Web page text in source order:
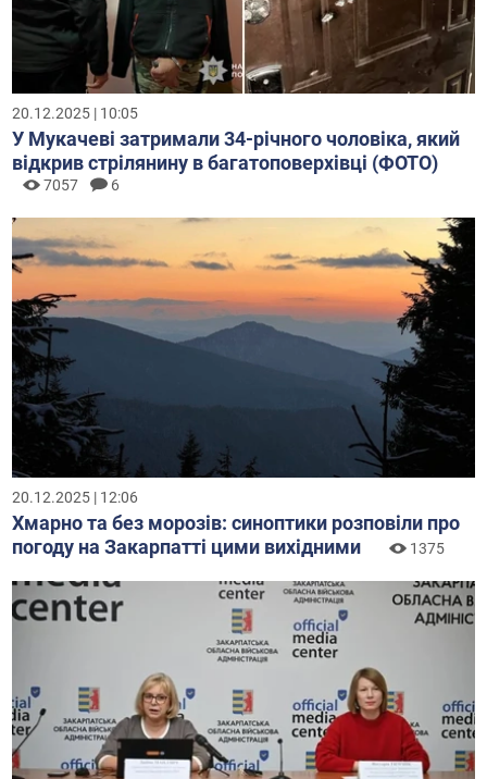
20.12.2025 | 10:05
У Мукачеві затримали 34-річного чоловіка, який
відкрив стрілянину в багатоповерхівці (ФОТО)
7057 6
20.12.2025 | 12:06
Хмарно та без морозів: синоптики розповіли про
погоду на Закарпатті цими вихідними
1375